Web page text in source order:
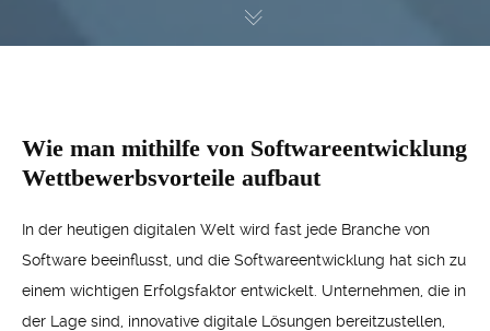
Wie man mithilfe von Softwareentwicklung
Wettbewerbsvorteile aufbaut
In der heutigen digitalen Welt wird fast jede Branche von
Software beeinflusst, und die Softwareentwicklung hat sich zu
einem wichtigen Erfolgsfaktor entwickelt. Unternehmen, die in
der Lage sind, innovative digitale Lösungen bereitzustellen,